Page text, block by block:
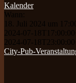
Kalender
Wann:
18. Juli 2024 um
2024-07-
2024-07-
City-Pub-